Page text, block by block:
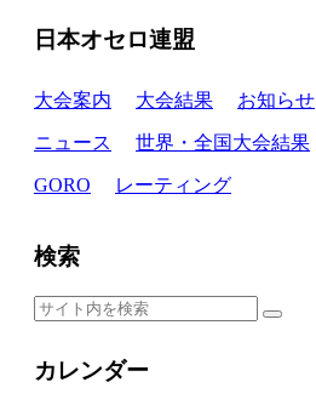
日本オセロ連盟
大会案内 大会結果 お知らせ
ニュース 世界・全国大会結果
GORO レーティング
検索
カレンダー